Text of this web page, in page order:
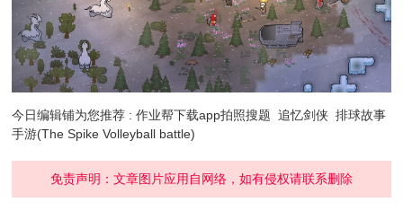
今日编辑铺为您推荐 :作业帮下载app拍照搜题 追忆剑侠 排球故事
手游(The Spike Volleyball battle)
免责声明：文章图片应用自网络，如有侵权请联系删除